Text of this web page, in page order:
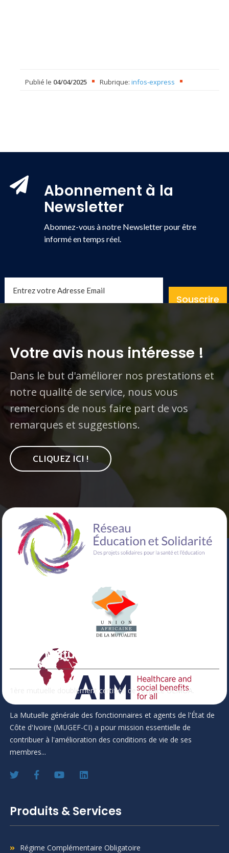
Publié le 04/04/2025 Rubrique: infos-express
Abonnement à la
Newsletter
Abonnez-vous à notre Newsletter pour être
informé en temps réel.
Souscrire
Votre avis nous intéresse !
Dans le but d'améliorer nos prestations et
notre qualité de service, nous vous
remercions de nous faire part de vos
remarques et suggestions.
CLIQUEZ ICI !
Votre Mutuelle
1ère mutuelle doublement certifiée de l'espace UEMOA.
La Mutuelle générale des fonctionnaires et agents de l'État de
Côte d'Ivoire (MUGEF-CI) a pour mission essentielle de
contribuer à l'amélioration des conditions de vie de ses
membres...
Produits & Services
Régime Complémentaire Obligatoire